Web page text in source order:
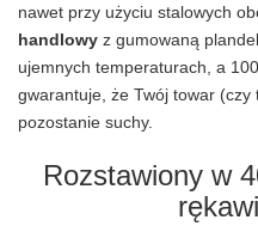
nawet przy użyciu stalowych
handlowy z gumowaną
ujemnych temperaturach, a
gwarantuje, że Twój towar
pozostanie suchy.
Rozstawiony w